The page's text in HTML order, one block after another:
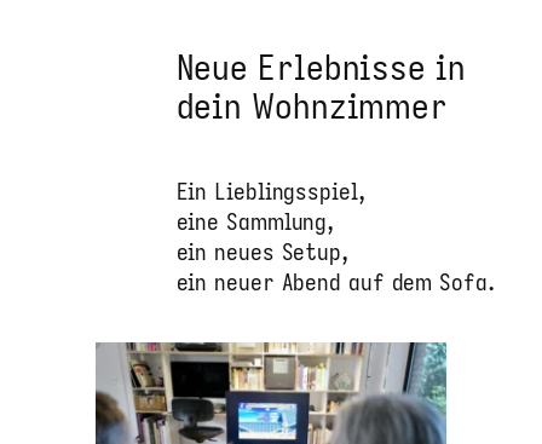
Neue Erlebnisse in
dein Wohnzimmer
Ein Lieblingsspiel,
eine Sammlung,
ein neues Setup,
ein neuer Abend auf dem Sofa.